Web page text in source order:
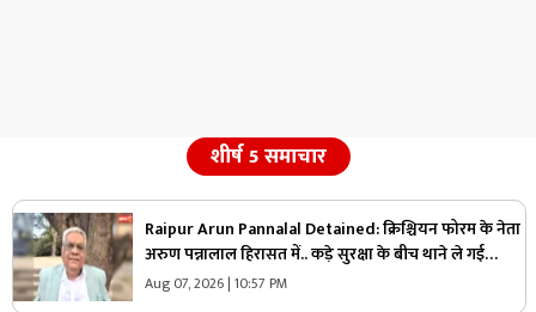
शीर्ष 5 समाचार
Raipur Arun Pannalal Detained: क्रिश्चियन फोरम के नेता
अरुण पन्नालाल हिरासत में.. कड़े सुरक्षा के बीच थाने ले गई
पुलिस, जानें क्या है आरोप
Aug 07, 2026 | 10:57 PM